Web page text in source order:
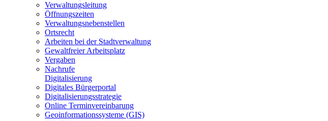
Verwaltungsleitung
Öffnungszeiten
Verwaltungsnebenstellen
Ortsrecht
Arbeiten bei der Stadtverwaltung
Gewaltfreier Arbeitsplatz
Vergaben
Nachrufe
Digitalisierung
Digitales Bürgerportal
Digitalisierungsstrategie
Online Terminvereinbarung
Geoinformationssysteme (GIS)